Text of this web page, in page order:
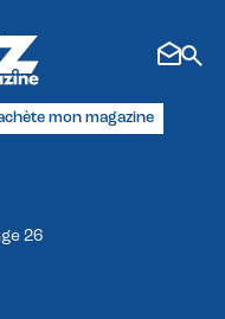
mon magazine
26